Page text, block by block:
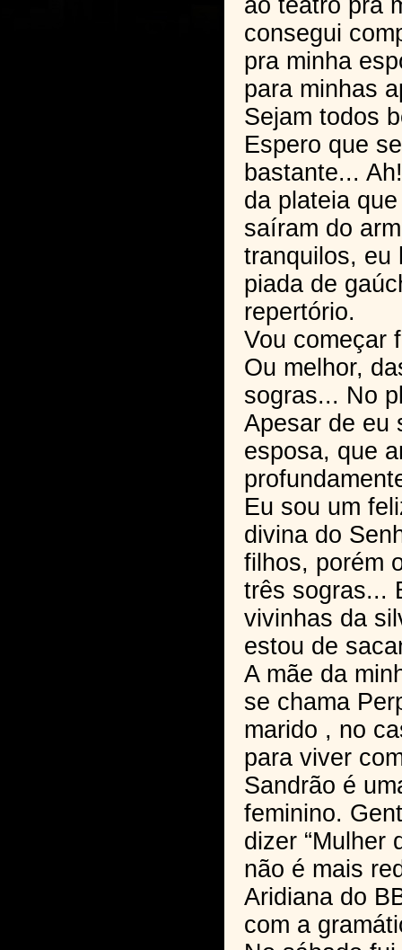
ao teatro pra
consegui
pra minha
para minhas
Sejam todos
Espero que
bastante...
da plateia
saíram do
tranquilos, eu
piada de
repertório.
Vou começar
Ou melhor,
sogras... No
Apesar de eu
esposa, que
Eu sou um
divina do
filhos, porém
três sogras...
vivinhas da
estou de
A mãe da
se chama
marido , no
para viver
Sandrão é
feminino.
dizer “Mulher
não é mais
Aridiana do
com a